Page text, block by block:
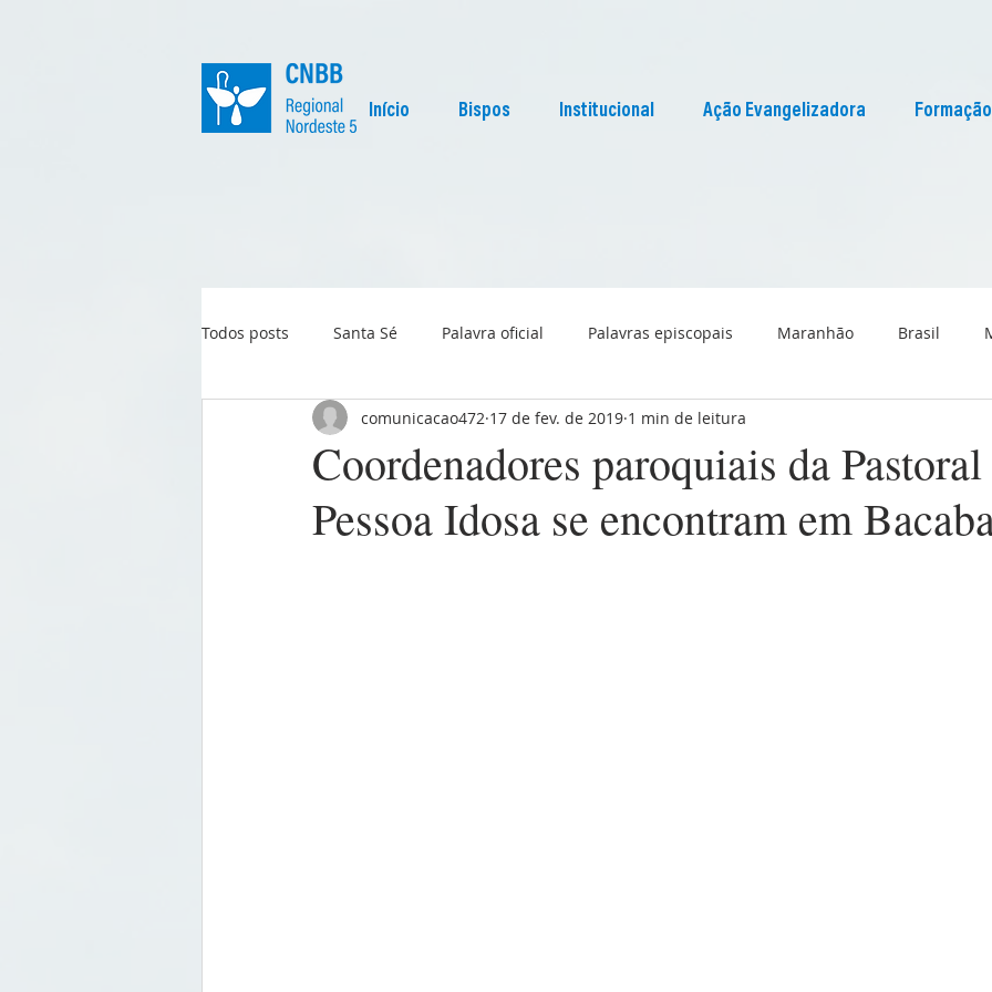
Início Bispos Institucional Ação Evangelizadora Formação
Todos posts Santa Sé Palavra oficial Palavras episcopais Maranhão Brasil
Igreja no Mundo Liturgia Pascom Maranhão
Coordenadores paroquiais da
Pessoa Idosa se encontram em
comunicacao472 17 de fev. de 2019 1 min de leitura